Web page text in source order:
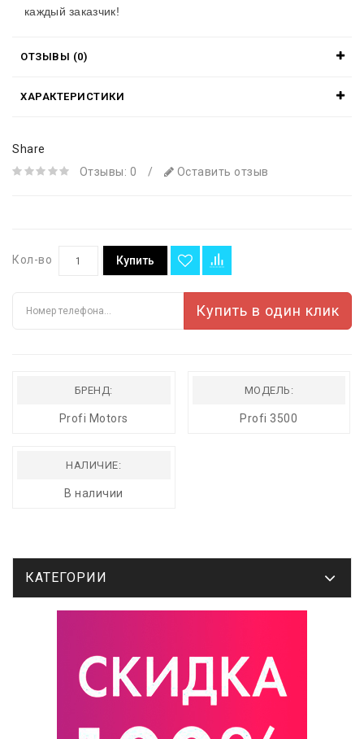
каждый заказчик!
ОТЗЫВЫ (0)
ХАРАКТЕРИСТИКИ
Share
Отзывы: 0
/ Оставить отзыв
Кол-во Купить
Купить в один клик
БРЕНД:
Profi Motors
МОДЕЛЬ:
Profi 3500
НАЛИЧИЕ:
В наличии
КАТЕГОРИИ